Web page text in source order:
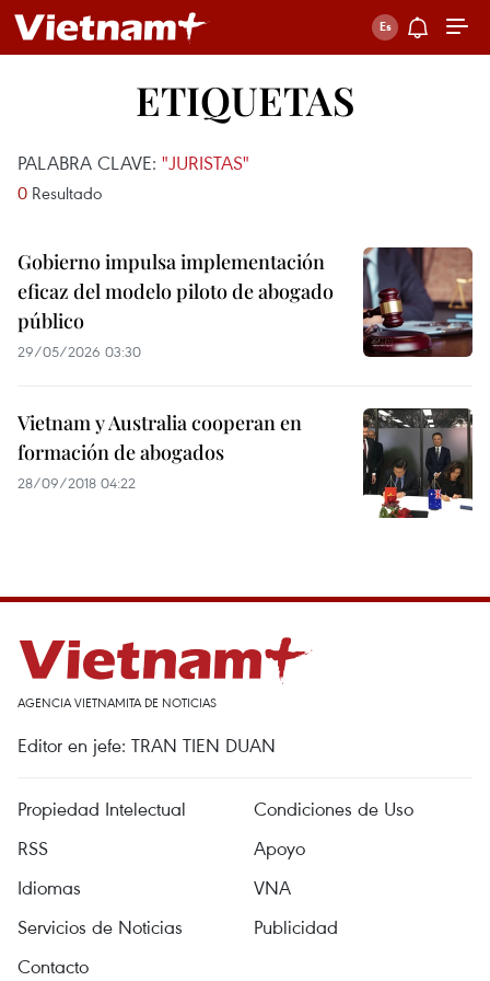
ETIQUETAS
PALABRA CLAVE: "JURISTAS"
0 Resultado
Gobierno impulsa implementación
eficaz del modelo piloto de abogado
público
29/05/2026 03:30
Vietnam y Australia cooperan en
formación de abogados
28/09/2018 04:22
AGENCIA VIETNAMITA DE NOTICIAS
Editor en jefe: TRAN TIEN DUAN
Propiedad Intelectual
Condiciones de Uso
RSS
Apoyo
Idiomas
VNA
Servicios de Noticias
Publicidad
Contacto